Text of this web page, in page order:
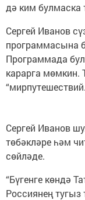
дә ким булмаска
Сергей Иванов
программасына
Программада
карарга мөмкин.
Сергей Иванов
төбәкләре һәм
сөйләде.
“Бүгенге көндә
Россиянең тугыз